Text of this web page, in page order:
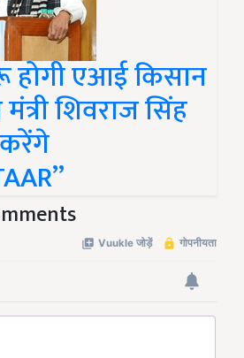
एआई किसान
मंत्री शिवराज सिंह